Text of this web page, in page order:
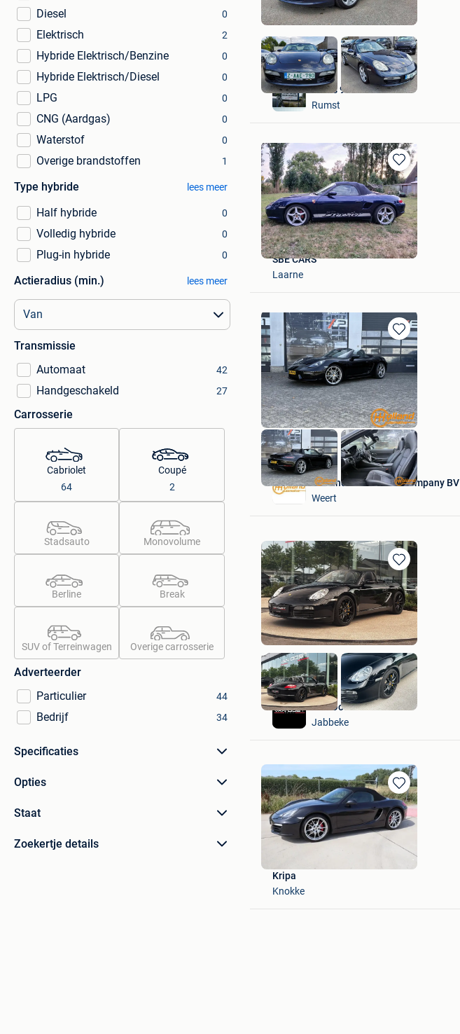
Diesel 0
Elektrisch 2
Hybride Elektrisch/Benzine 0
Hybride Elektrisch/Diesel 0
LPG 0
CNG (Aardgas) 0
Waterstof 0
Overige brandstoffen 1
Type hybride lees meer
Half hybride 0
Volledig hybride 0
Plug-in hybride 0
Actieradius (min.) lees meer
Transmissie
Automaat
42
Handgeschakeld 27
Carrosserie
Cabriolet
64
Coupé
2
Stadsauto Monovolume
Berline Break
SUV of Terreinwagen Overige carrosserie
Adverteerder
Particulier
44
Bedrijf 34
Specificaties
Opties
Staat
Zoekertje details
Auto's 94
Rumst
Bewaren
in
Mijn
Favorieten
SBE CARS
Laarne
Bewaren
in
Mijn
Favorieten
Holland Automotive Company BV
Weert
Bewaren
in
Mijn
Favorieten
Van Oost Motors
Jabbeke
Bewaren
in
Mijn
Favorieten
Kripa
Knokke